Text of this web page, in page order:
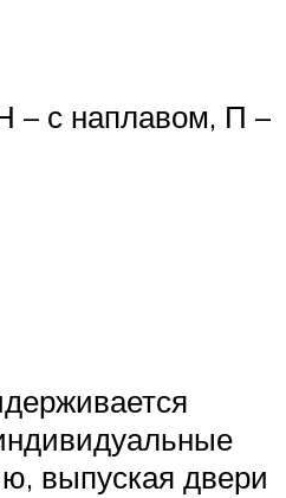
– с наплавом, П –
выпуская двери